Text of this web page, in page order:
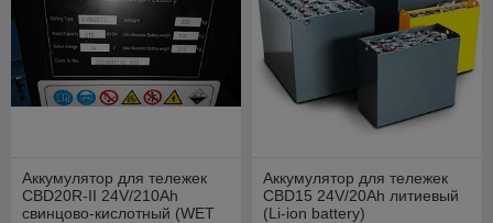
Аккумулятор для тележек
CBD20R-II 24V/210Ah
свинцово-кислотный (WET
Аккумулятор для тележек
CBD15 24V/20Ah литиевый
(Li-ion battery)